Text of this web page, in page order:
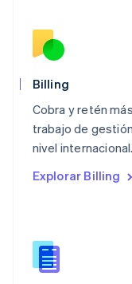
Billing
Cobra y retén
trabajo de
nivel internacional.
Explorar Billing
English
México
Noruega
English
Nueva
English
Nederlands
Português
RAE de Hong
English